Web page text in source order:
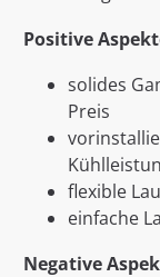
Positive
solides
Preis
flexible
einfache
Negative